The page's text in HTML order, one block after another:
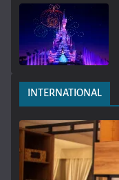
INTERNATIONAL